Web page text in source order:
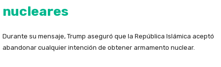
nucleares
Durante su mensaje, Trump aseguró que la República Islámica aceptó
abandonar cualquier intención de obtener armamento nuclear.